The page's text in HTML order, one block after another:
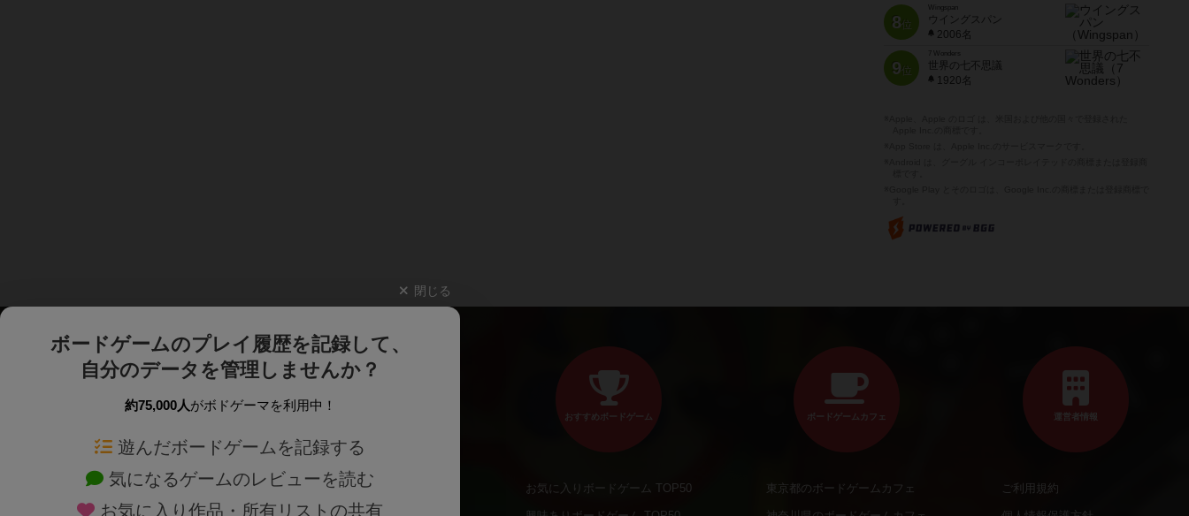
8位
Wingspan
ウイングスパン
2006名
9位
7 Wonders
世界の七不思議
1920名
閉じる
ボードゲームのプレイ履歴を記録して、
自分のデータを管理しませんか？
約75,000人がボドゲーマを利用中！
遊んだボードゲームを記録する
気になるゲームのレビューを読む
お気に入り作品・所有リストの共有
ボードゲームを検索する 新作・再入荷情報
おすすめボードゲーム
お気に入りボードゲーム TOP50
ボードゲームカフェ
東京都のボードゲームカフェ
運営者情報
ご利用規約